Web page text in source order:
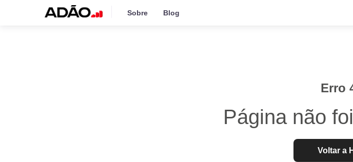
Sobre Blog
Erro
Página não
Voltar a